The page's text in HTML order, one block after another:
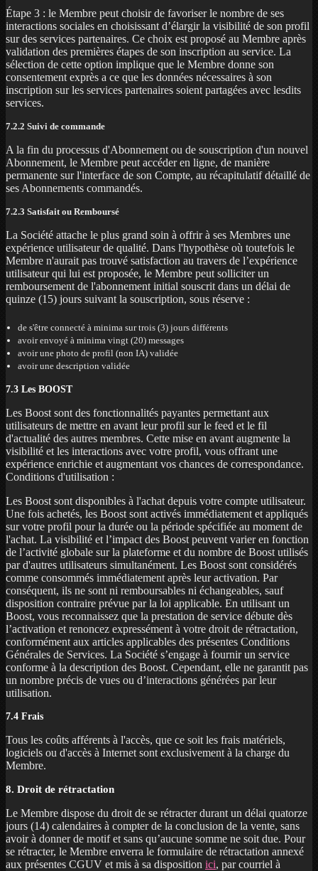
Étape 3 : le Membre peut choisir de favoriser le nombre de ses
interactions sociales en choisissant d’élargir la visibilité de son profil
sur des services partenaires. Ce choix est proposé au Membre après
validation des premières étapes de son inscription au service. La
sélection de cette option implique que le Membre donne son
consentement exprès a ce que les données nécessaires à son
inscription sur les services partenaires soient partagées avec lesdits
services.
7.2.2 Suivi de commande
A la fin du processus d'Abonnement ou de souscription d'un nouvel
Abonnement, le Membre peut accéder en ligne, de manière
permanente sur l'interface de son Compte, au récapitulatif détaillé de
ses Abonnements commandés.
7.2.3 Satisfait ou Remboursé
La Société attache le plus grand soin à offrir à ses Membres une
expérience utilisateur de qualité. Dans l'hypothèse où toutefois le
Membre n'aurait pas trouvé satisfaction au travers de l’expérience
utilisateur qui lui est proposée, le Membre peut solliciter un
remboursement de l'abonnement initial souscrit dans un délai de
quinze (15) jours suivant la souscription, sous réserve :
de s'être connecté à minima sur trois (3) jours différents
avoir envoyé à minima vingt (20) messages
avoir une photo de profil (non IA) validée
avoir une description validée
7.3 Les BOOST
Les Boost sont des fonctionnalités payantes permettant aux
utilisateurs de mettre en avant leur profil sur le feed et le fil
d'actualité des autres membres. Cette mise en avant augmente la
visibilité et les interactions avec votre profil, vous offrant une
expérience enrichie et augmentant vos chances de correspondance.
Conditions d'utilisation :
Les Boost sont disponibles à l'achat depuis votre compte utilisateur.
Une fois achetés, les Boost sont activés immédiatement et appliqués
sur votre profil pour la durée ou la période spécifiée au moment de
l'achat. La visibilité et l’impact des Boost peuvent varier en fonction
de l’activité globale sur la plateforme et du nombre de Boost utilisés
par d'autres utilisateurs simultanément. Les Boost sont considérés
comme consommés immédiatement après leur activation. Par
conséquent, ils ne sont ni remboursables ni échangeables, sauf
disposition contraire prévue par la loi applicable. En utilisant un
Boost, vous reconnaissez que la prestation de service débute dès
l’activation et renoncez expressément à votre droit de rétractation,
conformément aux articles applicables des présentes Conditions
Générales de Services. La Société s’engage à fournir un service
conforme à la description des Boost. Cependant, elle ne garantit pas
un nombre précis de vues ou d’interactions générées par leur
utilisation.
7.4 Frais
Tous les coûts afférents à l'accès, que ce soit les frais matériels,
logiciels ou d'accès à Internet sont exclusivement à la charge du
Membre.
8. Droit de rétractation
Le Membre dispose du droit de se rétracter durant un délai quatorze
jours (14) calendaires à compter de la conclusion de la vente, sans
avoir à donner de motif et sans qu’aucune somme ne soit due. Pour
se rétracter, le Membre enverra le formulaire de rétractation annexé
aux présentes CGUV et mis à sa disposition ici, par courriel à